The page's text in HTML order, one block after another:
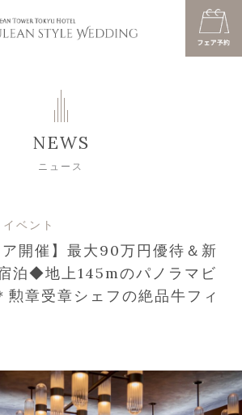
NEWS
ニュース
ベント
ア開催】最大90万円優待＆新
泊◆地上145mのパノラマビ
勲章受章シェフの絶品牛フィ